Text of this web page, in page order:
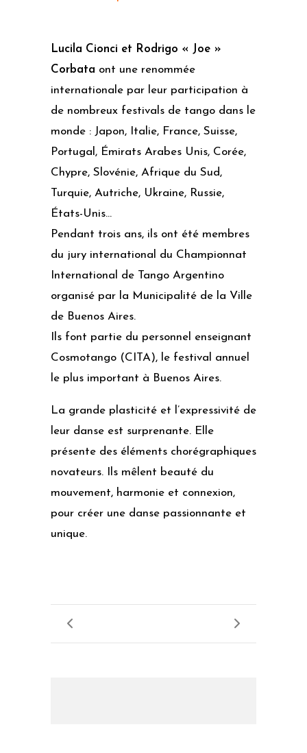
Lucila Cionci et Rodrigo « Joe »
Corbata ont une renommée
internationale par leur participation à
de nombreux festivals de tango dans le
monde : Japon, Italie, France, Suisse,
Portugal, Émirats Arabes Unis, Corée,
Chypre, Slovénie, Afrique du Sud,
Turquie, Autriche, Ukraine, Russie,
États-Unis…
Pendant trois ans, ils ont été membres
du jury international du Championnat
International de Tango Argentino
organisé par la Municipalité de la Ville
de Buenos Aires.
Ils font partie du personnel enseignant
Cosmotango (CITA), le festival annuel
le plus important à Buenos Aires.
La grande plasticité et l’expressivité de
leur danse est surprenante. Elle
présente des éléments chorégraphiques
novateurs. Ils mêlent beauté du
mouvement, harmonie et connexion,
pour créer une danse passionnante et
unique.